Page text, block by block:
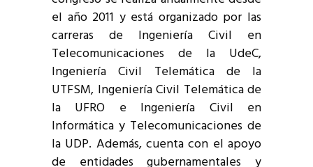
el año 2011 y está organizado por las
carreras de Ingeniería Civil en
Telecomunicaciones de la UdeC,
Ingeniería Civil Telemática de la
UTFSM, Ingeniería Civil Telemática de
la UFRO e Ingeniería Civil en
Informática y Telecomunicaciones de
la UDP. Además, cuenta con el apoyo
de entidades gubernamentales y